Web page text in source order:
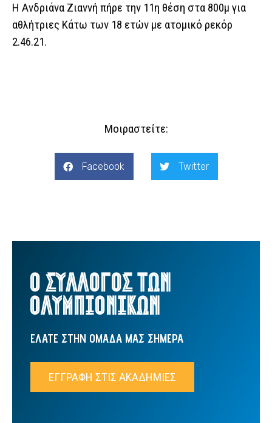
Η Ανδριάνα Ζιαννή πήρε την 11η θέση στα 800μ για
αθλήτριες Κάτω των 18 ετών με ατομικό ρεκόρ
2.46.21.
Μοιραστείτε:
Facebook Twitter
Ο ΣΥΛΛΟΓΟΣ ΤΩΝ
ΟΛΥΜΠΙΟΝΙΚΩΝ
ΕΛΑΤΕ ΣΤΗΝ ΟΜΑΔΑ ΜΑΣ ΣΗΜΕΡΑ
ΕΓΓΡΑΦΗ ΣΤΙΣ ΑΚΑΔΗΜΙΕΣ